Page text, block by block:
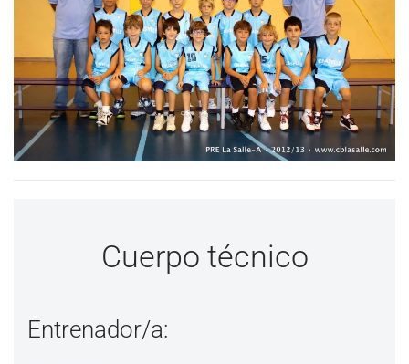
Cuerpo técnico
Entrenador/a: